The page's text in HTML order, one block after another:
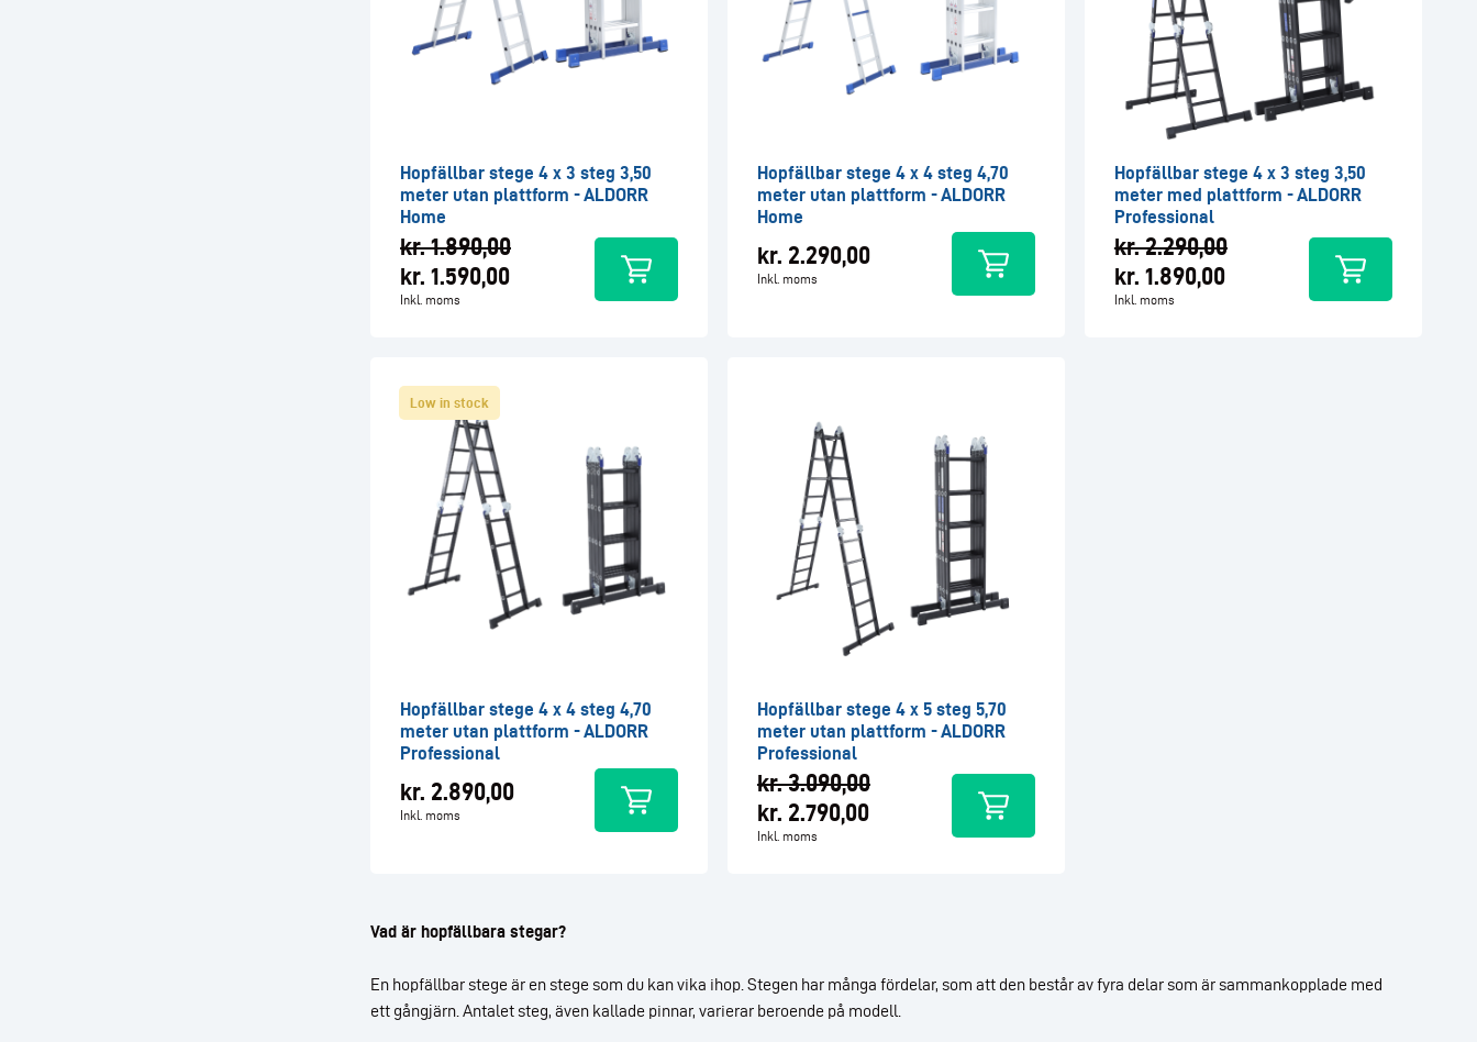
Hopfällbar stege 4 x 3 steg 3,50
meter utan plattform - ALDORR
Home
kr.1.890,00
kr. 1.590,00
Inkl. moms
Hopfällbar stege 4 x 4 steg 4,70
meter utan plattform - ALDORR
Home
kr. 2.290,00
Inkl. moms
Hopfällbar stege 4 x 3 steg 3,50
meter med plattform - ALDORR
Professional
kr.2.290,00
kr. 1.890,00
Inkl. moms
Hopfällbar stege 4 x 4 steg 4,70
meter utan plattform - ALDORR
Professional
kr. 2.890,00
Inkl. moms
Low in stock
Hopfällbar stege 4 x 5 steg 5,70
meter utan plattform - ALDORR
Professional
kr.3.090,00
kr. 2.790,00
Inkl. moms
Vad är hopfällbara stegar?
En hopfällbar stege är en stege som du kan vika ihop. Stegen har många fördelar, som att den består av fyra delar som är sammankopplade med
ett gångjärn. Antalet steg, även kallade pinnar, varierar beroende på modell.